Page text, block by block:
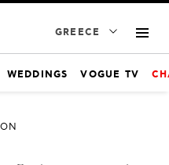
GREECE
WEDDINGS VOGUE TV